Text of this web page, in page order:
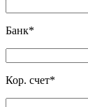
Банк*
Кор. счет*